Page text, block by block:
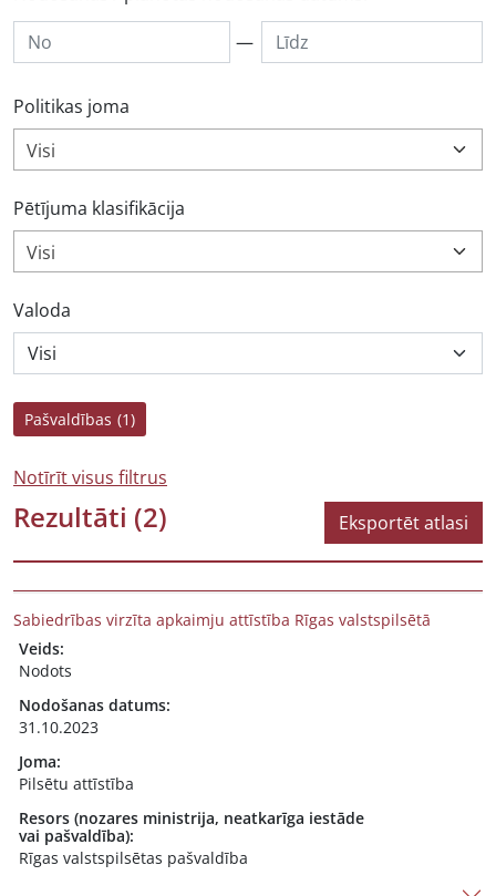
—
Politikas joma
Visi
Pētījuma klasifikācija
Visi
Valoda
Pašvaldības (1)
Notīrīt visus filtrus
Rezultāti (2) Eksportēt atlasi
Sabiedrības virzīta apkaimju attīstība Rīgas valstspilsētā
Veids:
Nodots
Nodošanas datums:
31.10.2023
Joma:
Pilsētu attīstība
Resors (nozares ministrija, neatkarīga iestāde
vai pašvaldība):
Rīgas valstspilsētas pašvaldība